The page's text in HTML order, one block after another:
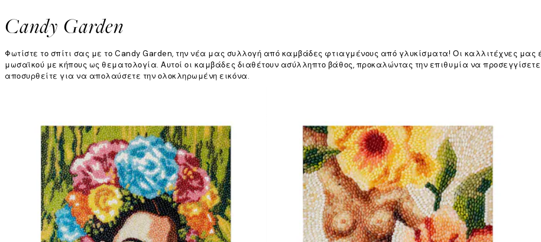
Candy Garden
Φωτίστε το σπίτι σας με το Candy Garden, την νέα μας συλλογή από καμβάδες φτιαγμένους από γλυκίσματα! Οι καλλιτέχνες μας
μωσαϊκού με κήπους ως θεματολογία. Αυτοί οι καμβάδες διαθέτουν ασύλληπτο βάθος, προκαλώντας την επιθυμία να
αποσυρθείτε για να απολαύσετε την ολοκληρωμένη εικόνα.